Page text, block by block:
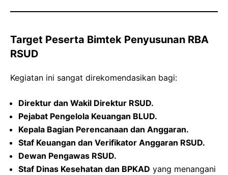
Target Peserta Bimtek Penyusunan RBA
RSUD
Kegiatan ini sangat direkomendasikan bagi:
Direktur dan Wakil Direktur RSUD.
Pejabat Pengelola Keuangan BLUD.
Kepala Bagian Perencanaan dan Anggaran.
Staf Keuangan dan Verifikator Anggaran RSUD.
Dewan Pengawas RSUD.
Staf Dinas Kesehatan dan BPKAD yang menangani